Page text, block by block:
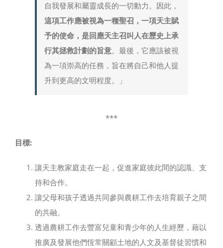
自我發展和屬靈成長的一切動力。因此，
這項工作應被視為一種聖召，一項天主賦
予的使命，是回應天主召叫人在歷史上承
行其拯救計劃的旨意。最後，它應該被視
為一項崇高的任務，旨在將自己和他人提
升到更高的文明程度。」
***
目標:
讓天主教家庭走在一起，促進家庭彼此間的認識、支
持和合作。
讓父母和孩子透過共同參與農耕工作去培育親子之間
的共融。
透過農耕工作去豐富兒童和青少年的人生經歷，藉以
推廣及發展他們恆常關顧土地的人文及基督徒習慣和